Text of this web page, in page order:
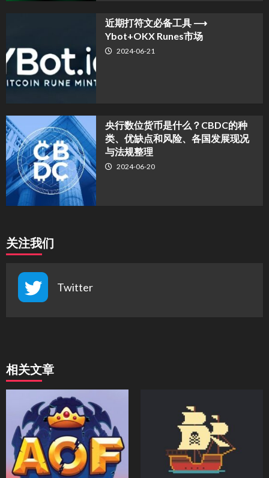
近期打符文必备工具 ⟶
Ybot+OKX Runes市场
2024-06-21
央行数位货币是什么？CBDC的种
类、优缺点和风险、各国发展现况
与法规整理
2024-06-20
关注我们
Twitter
相关文章